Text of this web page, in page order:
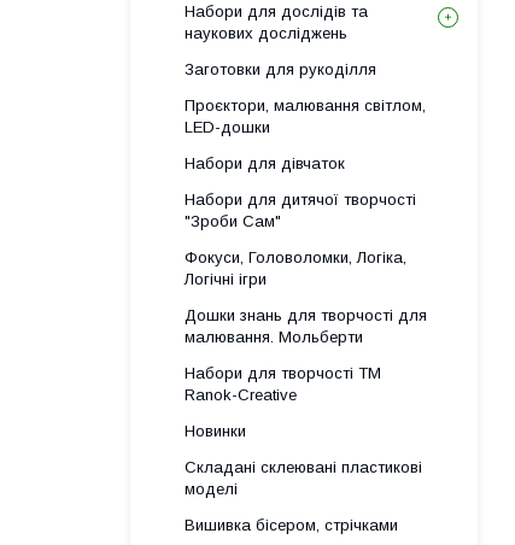
Набори для дослідів та
наукових досліджень
Заготовки для рукоділля
Проєктори, малювання світлом,
LED-дошки
Набори для дівчаток
Набори для дитячої творчості
"Зроби Сам"
Фокуси, Головоломки, Логіка,
Логічні ігри
Дошки знань для творчості для
малювання. Мольберти
Набори для творчості ТМ
Ranok-Creative
Новинки
Складані склеювані пластикові
моделі
Вишивка бісером, стрічками